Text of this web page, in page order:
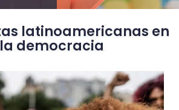
latinoamericanas en
democracia